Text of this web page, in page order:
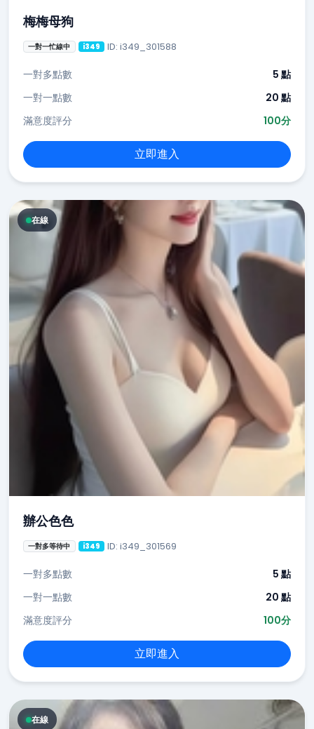
梅梅母狗
一對一忙線中 i349 ID: i349_301588
一對多點數
5 點
一對一點數
20 點
滿意度評分
100分
立即進入
在線
辦公色色
一對多等待中 i349 ID: i349_301569
一對多點數
5 點
一對一點數
20 點
滿意度評分
100分
立即進入
在線